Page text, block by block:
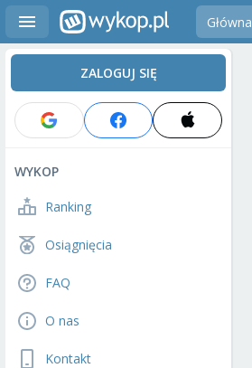
Główna
ZALOGUJ SIĘ
WYKOP
Ranking
Osiągnięcia
FAQ
O nas
Kontakt